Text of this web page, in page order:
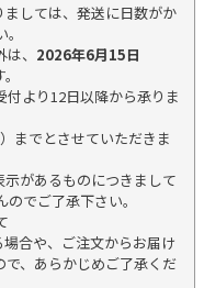
しては、発送に日数がか
、 2026年6月15日
より12日以降から承りま
までとさせていただきま
示があるものにつきまして
でご了承下さい。
合や、ご注文からお届け
、あらかじめご了承くだ